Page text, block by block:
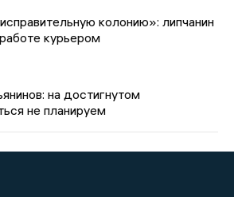
колонию»: липчанин
курьером
на достигнутом
не планируем